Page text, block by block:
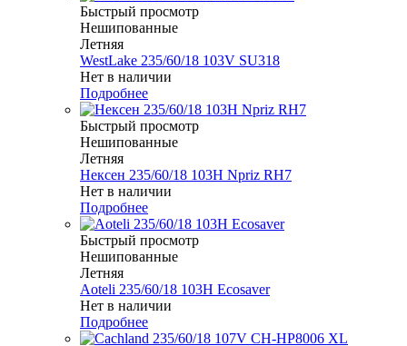
Быстрый просмотр
Нешипованные
Летняя
WestLake 235/60/18 103V SU318
Нет в наличии
Подробнее
Быстрый просмотр
Нешипованные
Летняя
Нексен 235/60/18 103H Npriz RH7
Нет в наличии
Подробнее
Быстрый просмотр
Нешипованные
Летняя
Aoteli 235/60/18 103H Ecosaver
Нет в наличии
Подробнее